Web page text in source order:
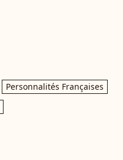
Personnalités Françaises